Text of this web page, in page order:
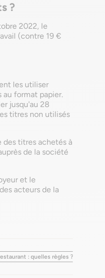
?
2022, le
(contre 19 €
les utiliser
au format papier.
jusqu'au 28
titres non utilisés
des titres achetés à
de la société
et le
acteurs de la
: quelles règles ?